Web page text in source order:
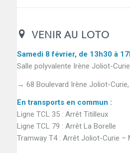
VENIR AU LOTO
Samedi 8 février, de 13h30 à
Salle polyvalente Irène Joliot-Curie
→ 68 Boulevard Irène Joliot-
En transports en commun :
Ligne TCL 35 : Arrêt Titilleux
Ligne TCL 79 : Arrêt La Borelle
Tramway T4 : Arrêt Joliot-Curie –